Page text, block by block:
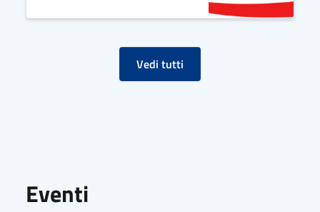
Vedi tutti
Eventi